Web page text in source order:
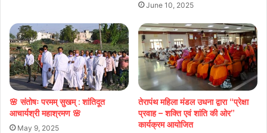
June 10, 2025
🌸 संतोषः परमम् सुखम् : शांतिदूत
आचार्यश्री महाश्रमण 🌸
May 9, 2025
तेरापंथ महिला मंडल उधना द्वारा “प्रेक्षा
प्रवाह – शक्ति एवं शांति की ओर”
कार्यक्रम आयोजित